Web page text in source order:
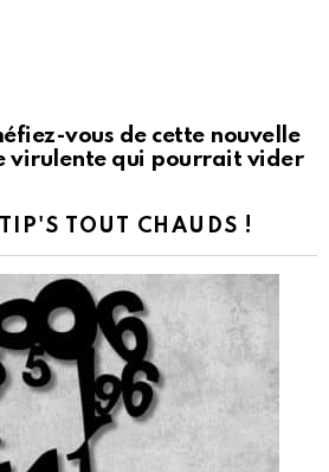
vous de cette nouvelle
virulente qui pourrait vider
TOUT CHAUDS !